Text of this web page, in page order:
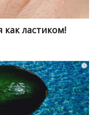
как ластиком!
i